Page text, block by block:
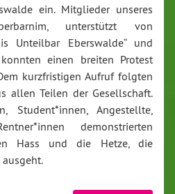
ein. Mitglieder unseres
unterstützt von
Unteilbar Eberswalde“ und
einen breiten Protest
kurzfristigen Aufruf folgten
allen Teilen der Gesellschaft.
Student*innen, Angestellte,
demonstrierten
Hass und die Hetze, die